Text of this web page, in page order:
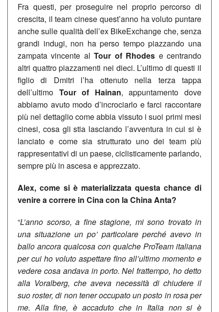
Fra questi, per proseguire nel proprio percorso di
crescita, il team cinese quest’anno ha voluto puntare
anche sulle qualità dell’ex BikeExchange che, senza
grandi indugi, non ha perso tempo piazzando una
zampata vincente alTour of Rhodes e centrando
altri quattro piazzamenti nei dieci. L’ultimo di questi il
figlio di Dmitri l’ha ottenuto nella terza tappa
dell’ultimo Tour of Hainan, appuntamento dove
abbiamo avuto modo d’incrociarlo e farci raccontare
più nel dettaglio come abbia vissuto i suoi primi mesi
cinesi, cosa gli stia lasciando l’avventura in cui si è
lanciato e come sia strutturato uno dei team più
rappresentativi di un paese, ciclisticamente parlando,
sempre più in ascesa e apprezzato.
Alex, come si è materializzata questa chance di
venire a correre in Cina con la China Anta?
“L’anno scorso, a fine stagione, mi sono trovato in
una situazione un po’ particolare perché avevo in
ballo ancora qualcosa con qualche ProTeam italiana
per cui ho voluto aspettare fino all’ultimo momento e
vedere cosa andava in porto. Nel frattempo, ho detto
alla Voralberg, che aveva necessità di chiudere il
suo roster, di non tener occupato un posto in rosa per
me. Alla fine, è accaduto che in Italia non si è